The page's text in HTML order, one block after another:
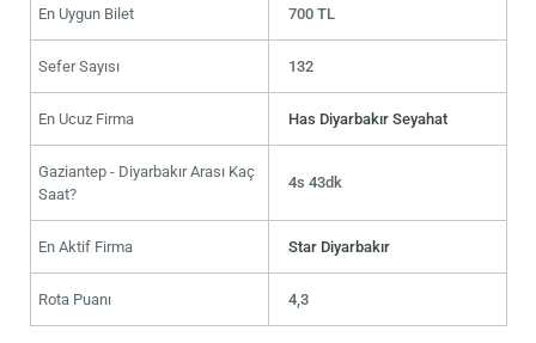
En Uygun Bilet 700 TL
Sefer Sayısı 132
En Ucuz Firma Has Diyarbakır Seyahat
Gaziantep - Diyarbakır Arası Kaç
Saat?
4s 43dk
En Aktif Firma Star Diyarbakır
Rota Puanı 4,3